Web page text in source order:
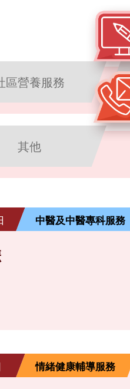
區營養服務
其他
中醫及中醫專科服務
情緒健康輔導服務